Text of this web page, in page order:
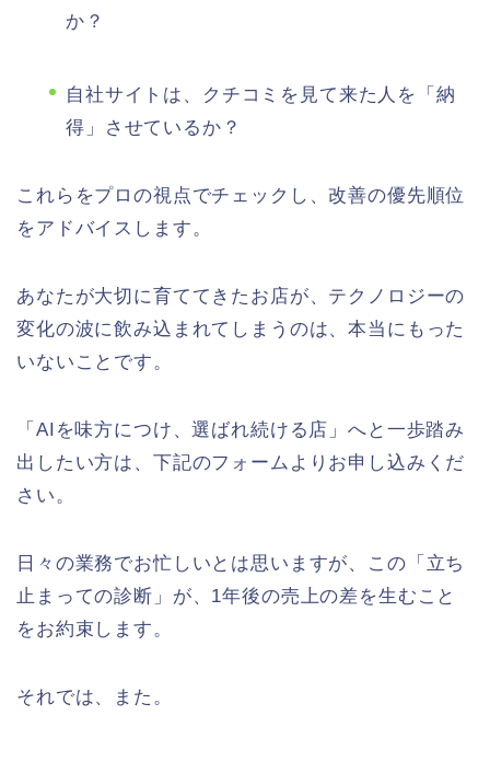
か？
自社サイトは、クチコミを見て来た人を「納
得」させているか？
これらをプロの視点でチェックし、改善の優先順位
をアドバイスします。
あなたが大切に育ててきたお店が、テクノロジーの
変化の波に飲み込まれてしまうのは、本当にもった
いないことです。
「AIを味方につけ、選ばれ続ける店」へと一歩踏み
出したい方は、下記のフォームよりお申し込みくだ
さい。
日々の業務でお忙しいとは思いますが、この「立ち
止まっての診断」が、1年後の売上の差を生むこと
をお約束します。
それでは、また。